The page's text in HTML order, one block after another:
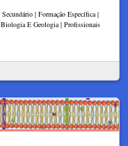
Secundário | Formação Específica |
Biologia E Geologia | Profissionais